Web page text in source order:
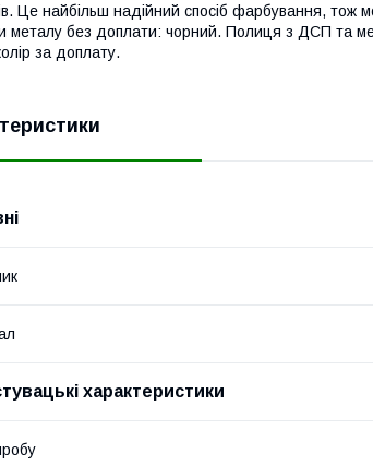
Це найбільш надійний спосіб фарбування, тож
металу без доплати: чорний. Полиця з ДСП та
за доплату.
характеристики